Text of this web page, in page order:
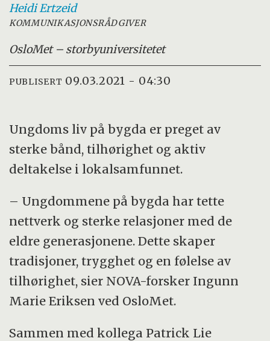
HeidiErtzeid
KOMMUNIKASJONSRÅDGIVER
OsloMet – storbyuniversitetet
PUBLISERT 09.03.2021 - 04:30
Ungdoms liv på bygda er preget av
sterke bånd, tilhørighet og aktiv
deltakelse i lokalsamfunnet.
– Ungdommene på bygda har tette
nettverk og sterke relasjoner med de
eldre generasjonene. Dette skaper
tradisjoner, trygghet og en følelse av
tilhørighet, sier NOVA-forsker Ingunn
Marie Eriksen ved OsloMet.
Sammen med kollega Patrick Lie